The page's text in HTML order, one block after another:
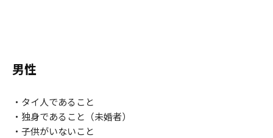
男性
・タイ人であること
・独身であること（未婚者）
・子供がいないこと